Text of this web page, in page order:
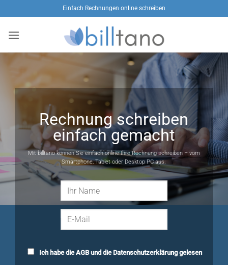
Inhalt
springen
Einfach Rechnungen online schreiben
Rechnung schreiben
einfach gemacht
Mit billtano können Sie einfach online Ihre Rechnung schreiben – vom
Smartphone, Tablet oder Desktop PC aus.
Ich habe dieAGBund die Datenschutzerklärunggelesen